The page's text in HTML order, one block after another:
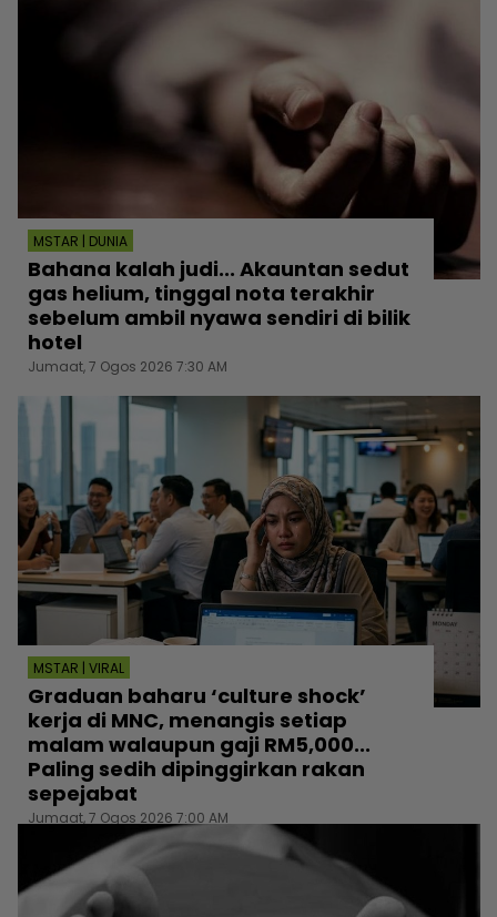
MSTAR | DUNIA
Bahana kalah judi... Akauntan sedut
gas helium, tinggal nota terakhir
sebelum ambil nyawa sendiri di bilik
hotel
Jumaat, 7 Ogos 2026 7:30 AM
MSTAR | VIRAL
Graduan baharu ‘culture shock’
kerja di MNC, menangis setiap
malam walaupun gaji RM5,000...
Paling sedih dipinggirkan rakan
sepejabat
Jumaat, 7 Ogos 2026 7:00 AM